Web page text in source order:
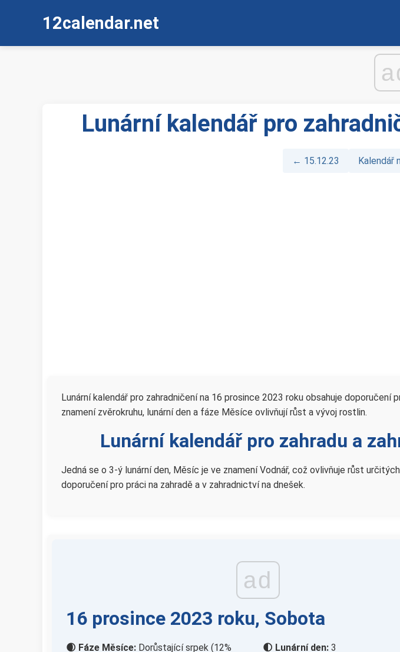
12calendar.net
Lunární kalendář pro
← 15.12.23 Kalendář
Lunární kalendář pro zahradničení na 16 prosince 2023 roku obsahuje
znamení zvěrokruhu, lunární den a fáze Měsíce ovlivňují růst a vývoj rostlin.
Lunární kalendář pro zahradu a
Jedná se o 3-ý lunární den, Měsíc je ve znamení Vodnář, což ovlivňuje růst
doporučení pro práci na zahradě a v zahradnictví na dnešek.
ad
16 prosince 2023 roku, Sobota
🌒 Fáze Měsíce: Dorůstající srpek (12%
🌓 Lunární den: 3